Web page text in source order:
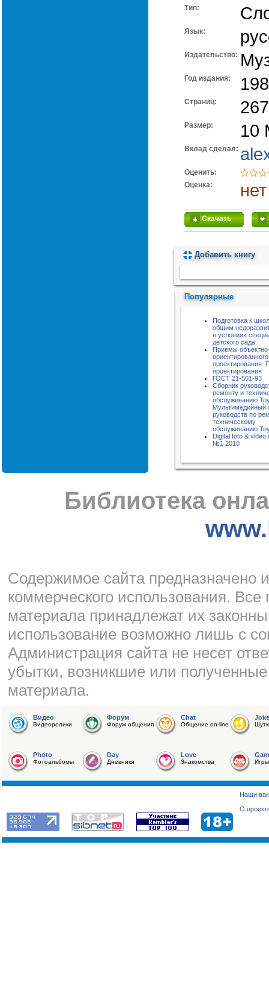
Тип:
Язык:
Издательство:
Год издания:
Cтраниц: 267
Размер: 10
Вклад сделал:
Оценить:
Оценка:
Скачать
Добавить книгу
Популярные
Подготовка к
общим
в условиях
детского сада.
Приемы
ориентированного
проектирования.
проектирования
ГОСТ 21-501-93
Сборник
ремонту и
обслуживанию
Мультимедийный
руководств по
техническому
обслуживанию
Digital foto & video
№1 2010
Библиотека
Cодержимое сайта предназначено
коммерческого использования.
материала принадлежат их
использование возможно лишь с
Администрация сайта не несет
убытки, возникшие или
материала.
Видео
Видеоролики
Форум
Форум общения
Chat
Общение on-line
Joke
Photo
Фотоальбомы
Day
Дневники
Love
Знакомства Игры
Наши
О